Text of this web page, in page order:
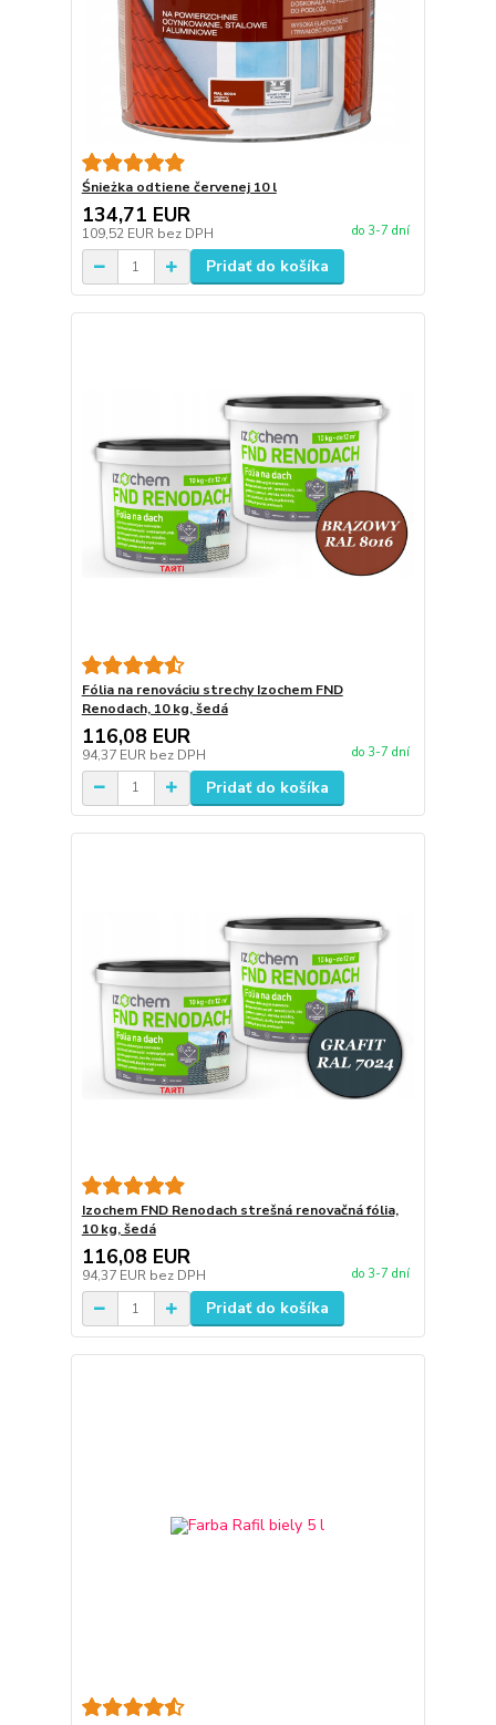
Śnieżka odtiene červenej 10 l
134,71 EUR
109,52 EUR bez DPH do 3-7 dní
Pridať do košíka
Fólia na renováciu strechy Izochem FND
Renodach, 10 kg, šedá
116,08 EUR
94,37 EUR bez DPH do 3-7 dní
Pridať do košíka
Izochem FND Renodach strešná renovačná fólia,
10 kg, šedá
116,08 EUR
94,37 EUR bez DPH do 3-7 dní
Pridať do košíka